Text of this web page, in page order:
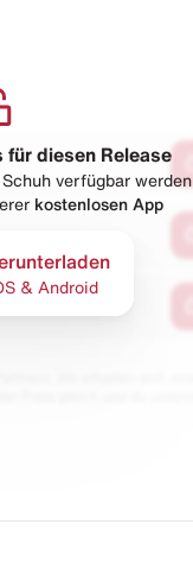
für diesen Release
verfügbar werden
kostenlosen App
& Android